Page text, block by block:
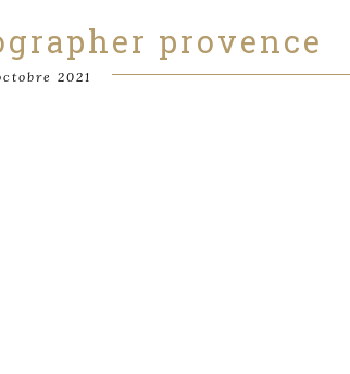
provence
2021